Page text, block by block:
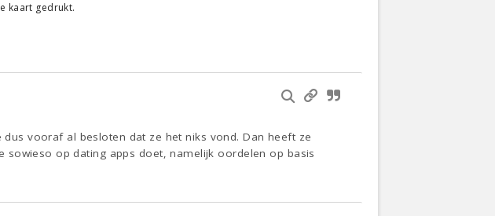
kaart gedrukt.
vooraf al besloten dat ze het niks vond. Dan heeft ze
sowieso op dating apps doet, namelijk oordelen op basis